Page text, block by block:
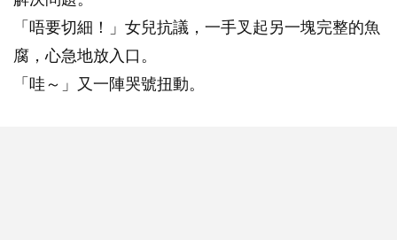
「唔要切細！」女兒抗議，一手叉起另一塊完整的魚
腐，心急地放入口。
「哇～」又一陣哭號扭動。